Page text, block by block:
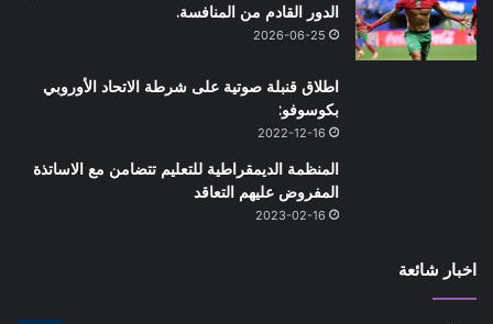
الدور القادم من المنافسة.
2026-06-25
اطلاق قنبلة صوتية على شرطة الاتحاد الأوروبي
بكوسوفو:
2022-12-16
المنظمة الديمقراطية للتعليم تتضامن مع الاساتذة
المفروض عليهم التعاقد
2023-02-16
اخبار شائعة